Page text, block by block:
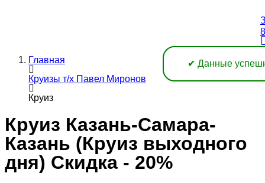
✔ Данные
Главная
Круизы т/х Павел Миронов
Круиз
Круиз Казань-Самара-
Казань (Круиз выходного
дня) Скидка - 20%